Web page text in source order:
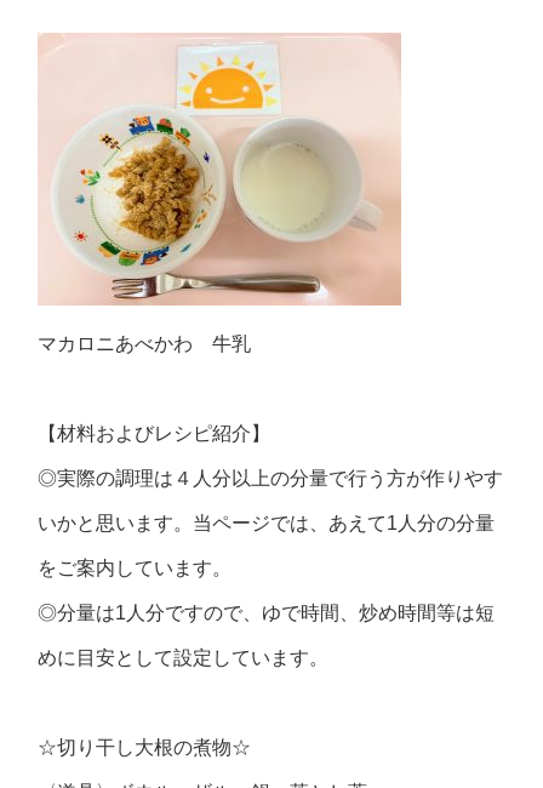
マカロニあべかわ 牛乳
【材料およびレシピ紹介】
◎実際の調理は４人分以上の分量で行う方が作りやす
いかと思います。当ページでは、あえて1人分の分量
をご案内しています。
◎分量は1人分ですので、ゆで時間、炒め時間等は短
めに目安として設定しています。
☆切り干し大根の煮物☆